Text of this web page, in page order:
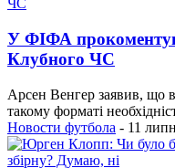
У ФІФА
Клубного ЧС
Арсен Венгер заявив, що
такому форматі
Новости футбола - 11